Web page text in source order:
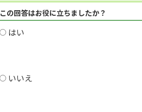
この回答はお役に立ちましたか？
はい
いいえ